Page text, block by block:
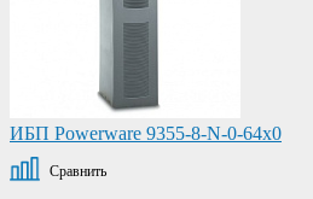
ИБП Powerware 9355-8-N-0-64x0
Сравнить